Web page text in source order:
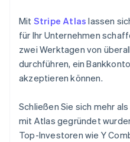
Mit Stripe Atlas lassen
für Ihr Unternehmen
zwei Werktagen von
durchführen, ein
akzeptieren können.
Schließen Sie sich mehr
mit Atlas gegründet
Top-Investoren wie Y